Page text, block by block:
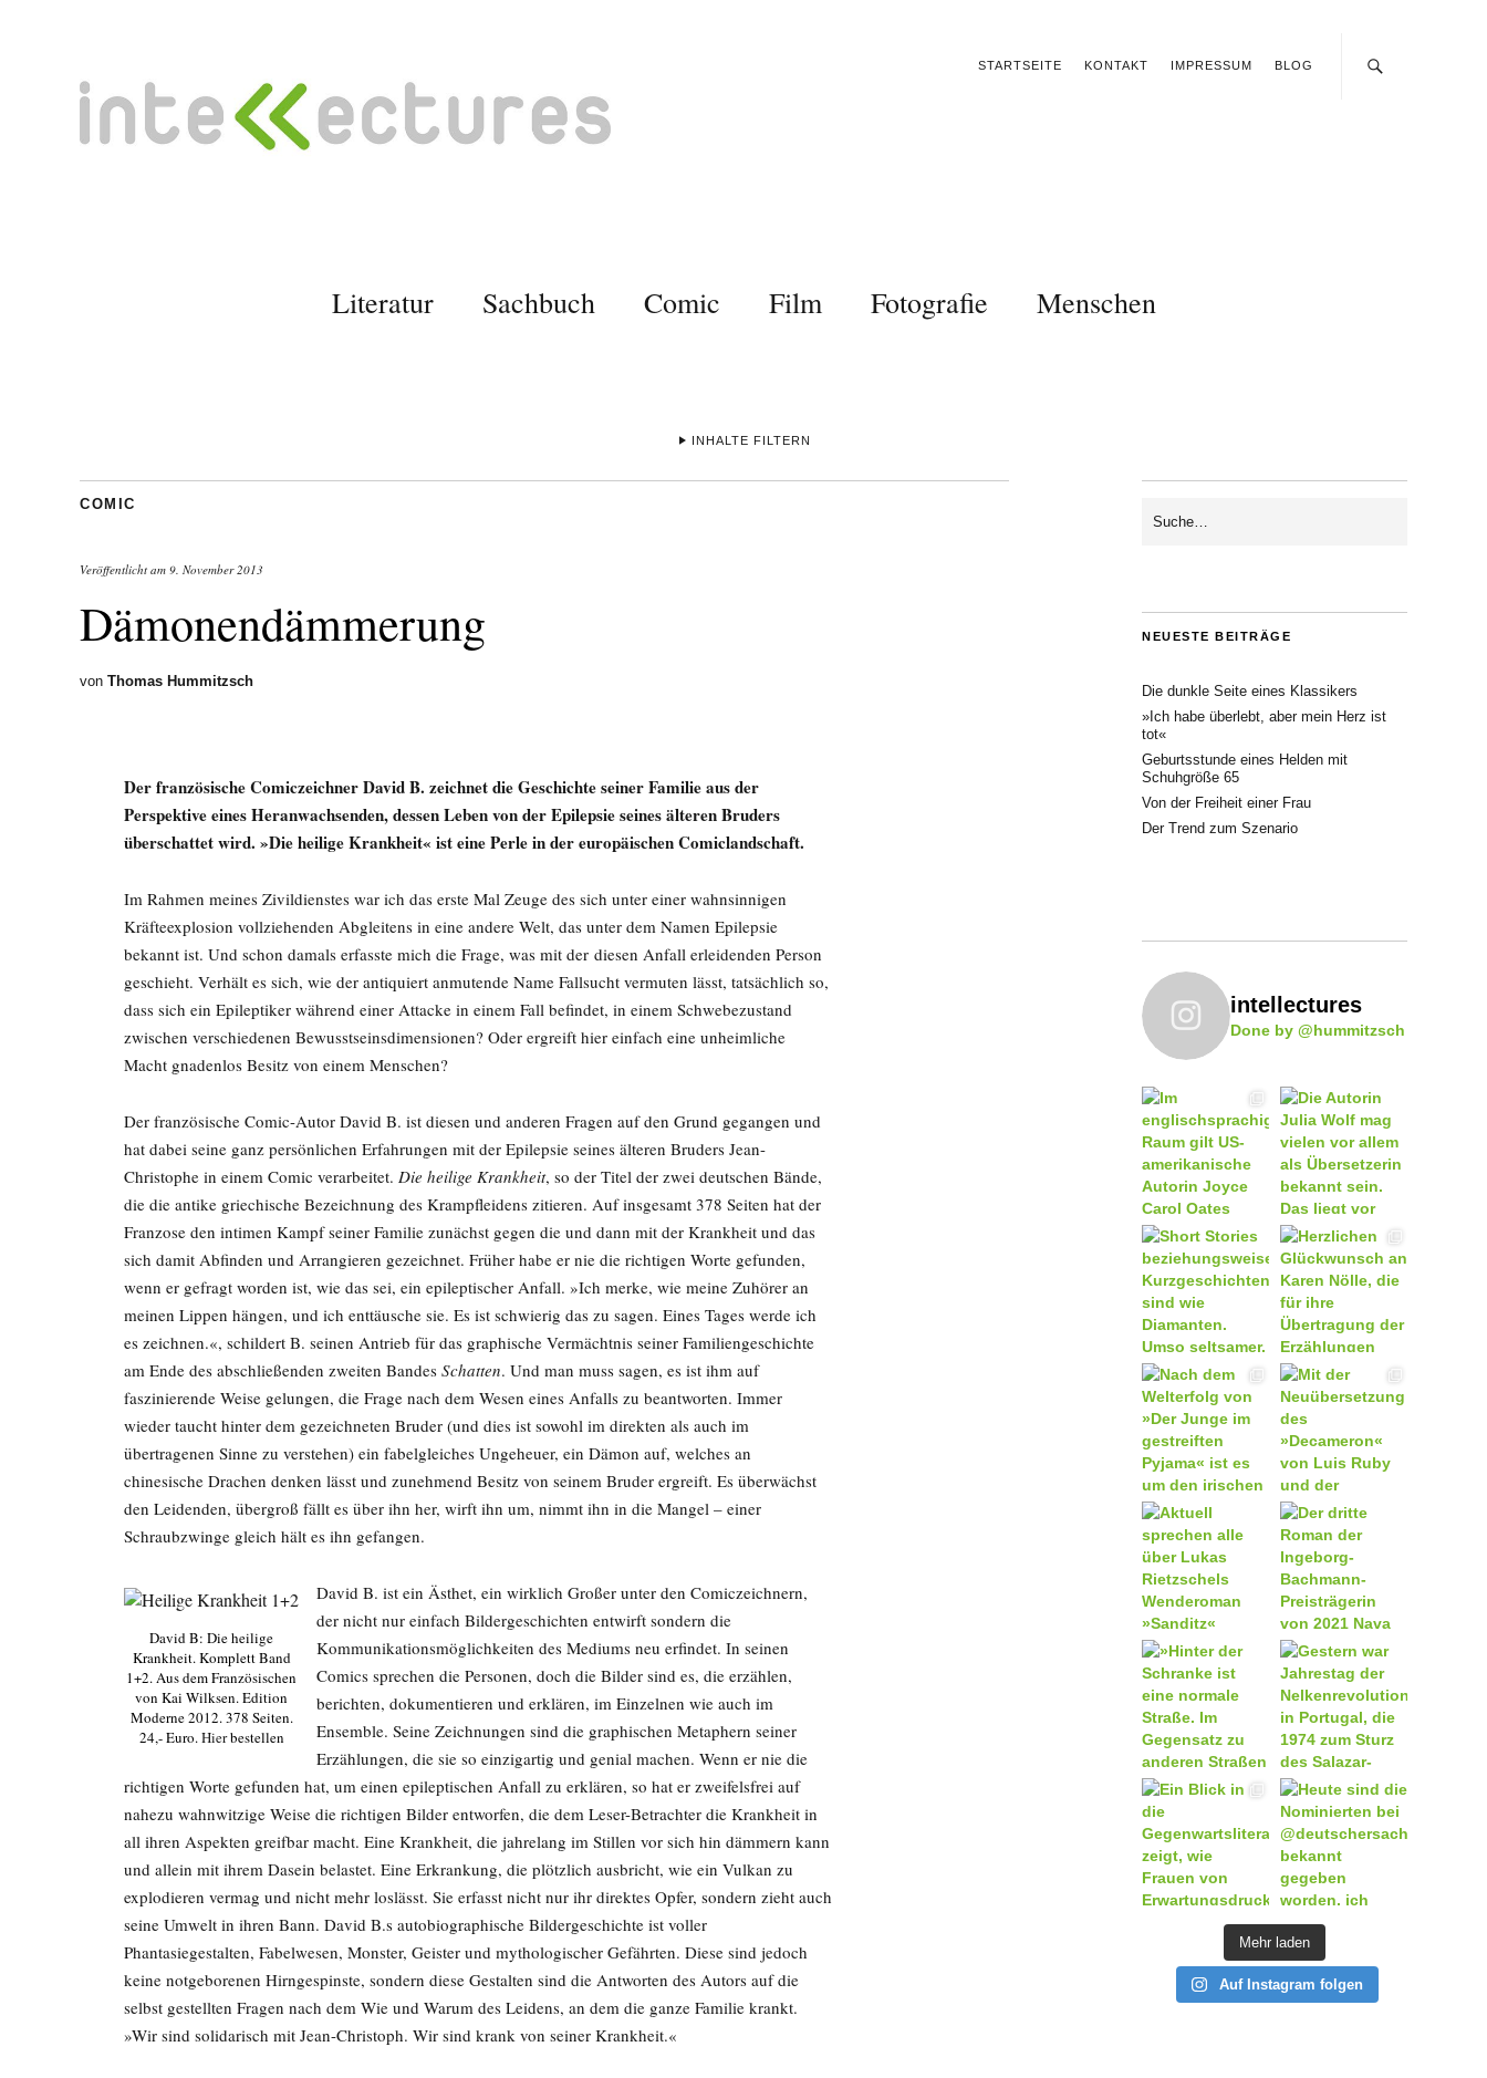
STARTSEITE KONTAKT IMPRESSUM BLOG
Literatur Sachbuch Comic Film Fotografie Menschen
INHALTE FILTERN
COMIC
Veröffentlicht am 9. November 2013
Dämonendämmerung
von Thomas Hummitzsch
Der französische Comiczeichner David B. zeichnet die Geschichte seiner Familie aus der
Perspektive eines Heranwachsenden, dessen Leben von der Epilepsie seines älteren Bruders
überschattet wird. »Die heilige Krankheit« ist eine Perle in der europäischen Comiclandschaft.
Im Rahmen meines Zivildienstes war ich das erste Mal Zeuge des sich unter einer wahnsinnigen
Kräfteexplosion vollziehenden Abgleitens in eine andere Welt, das unter dem Namen Epilepsie
bekannt ist. Und schon damals erfasste mich die Frage, was mit der diesen Anfall erleidenden Person
geschieht. Verhält es sich, wie der antiquiert anmutende Name Fallsucht vermuten lässt, tatsächlich so,
dass sich ein Epileptiker während einer Attacke in einem Fall befindet, in einem Schwebezustand
zwischen verschiedenen Bewusstseinsdimensionen? Oder ergreift hier einfach eine unheimliche
Macht gnadenlos Besitz von einem Menschen?
Der französische Comic-Autor David B. ist diesen und anderen Fragen auf den Grund gegangen und
hat dabei seine ganz persönlichen Erfahrungen mit der Epilepsie seines älteren Bruders Jean-
Christophe in einem Comic verarbeitet. Die heilige Krankheit, so der Titel der zwei deutschen Bände,
die die antike griechische Bezeichnung des Krampfleidens zitieren. Auf insgesamt 378 Seiten hat der
Franzose den intimen Kampf seiner Familie zunächst gegen die und dann mit der Krankheit und das
sich damit Abfinden und Arrangieren gezeichnet. Früher habe er nie die richtigen Worte gefunden,
wenn er gefragt worden ist, wie das sei, ein epileptischer Anfall. »Ich merke, wie meine Zuhörer an
meinen Lippen hängen, und ich enttäusche sie. Es ist schwierig das zu sagen. Eines Tages werde ich
es zeichnen.«, schildert B. seinen Antrieb für das graphische Vermächtnis seiner Familiengeschichte
am Ende des abschließenden zweiten Bandes Schatten. Und man muss sagen, es ist ihm auf
faszinierende Weise gelungen, die Frage nach dem Wesen eines Anfalls zu beantworten. Immer
wieder taucht hinter dem gezeichneten Bruder (und dies ist sowohl im direkten als auch im
übertragenen Sinne zu verstehen) ein fabelgleiches Ungeheuer, ein Dämon auf, welches an
chinesische Drachen denken lässt und zunehmend Besitz von seinem Bruder ergreift. Es überwächst
den Leidenden, übergroß fällt es über ihn her, wirft ihn um, nimmt ihn in die Mangel – einer
Schraubzwinge gleich hält es ihn gefangen.
David B: Die heilige
Krankheit. Komplett Band
1+2. Aus dem Französischen
von Kai Wilksen. Edition
Moderne 2012. 378 Seiten.
24,- Euro.Hierbestellen
David B. ist ein Ästhet, ein wirklich Großer unter den Comiczeichnern,
der nicht nur einfach Bildergeschichten entwirft sondern die
Kommunikationsmöglichkeiten des Mediums neu erfindet. In seinen
Comics sprechen die Personen, doch die Bilder sind es, die erzählen,
berichten, dokumentieren und erklären, im Einzelnen wie auch im
Ensemble. Seine Zeichnungen sind die graphischen Metaphern seiner
Erzählungen, die sie so einzigartig und genial machen. Wenn er nie die
richtigen Worte gefunden hat, um einen epileptischen Anfall zu erklären, so hat er zweifelsfrei auf
nahezu wahnwitzige Weise die richtigen Bilder entworfen, die dem Leser-Betrachter die Krankheit in
all ihren Aspekten greifbar macht. Eine Krankheit, die jahrelang im Stillen vor sich hin dämmern kann
und allein mit ihrem Dasein belastet. Eine Erkrankung, die plötzlich ausbricht, wie ein Vulkan zu
explodieren vermag und nicht mehr loslässt. Sie erfasst nicht nur ihr direktes Opfer, sondern zieht auch
seine Umwelt in ihren Bann. David B.s autobiographische Bildergeschichte ist voller
Phantasiegestalten, Fabelwesen, Monster, Geister und mythologischer Gefährten. Diese sind jedoch
keine notgeborenen Hirngespinste, sondern diese Gestalten sind die Antworten des Autors auf die
selbst gestellten Fragen nach dem Wie und Warum des Leidens, an dem die ganze Familie krankt.
»Wir sind solidarisch mit Jean-Christoph. Wir sind krank von seiner Krankheit.«
NEUESTE BEITRÄGE
Die dunkle Seite eines Klassikers
»Ich habe überlebt, aber mein Herz ist
tot«
Geburtsstunde eines Helden mit
Schuhgröße 65
Von der Freiheit einer Frau
Der Trend zum Szenario
intellectures
Done by @hummitzsch
Mehr laden
Auf Instagram folgen